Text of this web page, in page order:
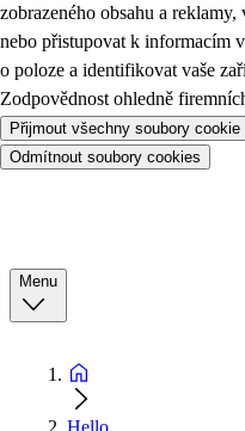
zobrazeného obsahu a
nebo přistupovat k informacím
o poloze a identifikovat vaše
Zodpovědnost ohledně
Přijmout všechny soubory cookie
Odmítnout soubory cookies
Menu
Hello